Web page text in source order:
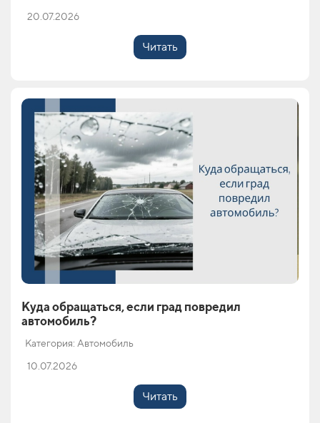
20.07.2026
Читать
Куда обращаться, если град повредил
автомобиль?
Категория: Автомобиль
10.07.2026
Читать